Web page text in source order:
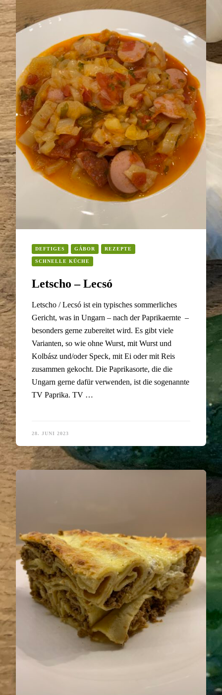
DEFTIGES GÁBOR REZEPTE
SCHNELLE KÜCHE
Letscho – Lecsó
Letscho / Lecsó ist ein typisches sommerliches
Gericht, was in Ungarn – nach der Paprikaernte –
besonders gerne zubereitet wird. Es gibt viele
Varianten, so wie ohne Wurst, mit Wurst und
Kolbász und/oder Speck, mit Ei oder mit Reis
zusammen gekocht. Die Paprikasorte, die die
Ungarn gerne dafür verwenden, ist die sogenannte
TV Paprika. TV …
28. JUNI 2023